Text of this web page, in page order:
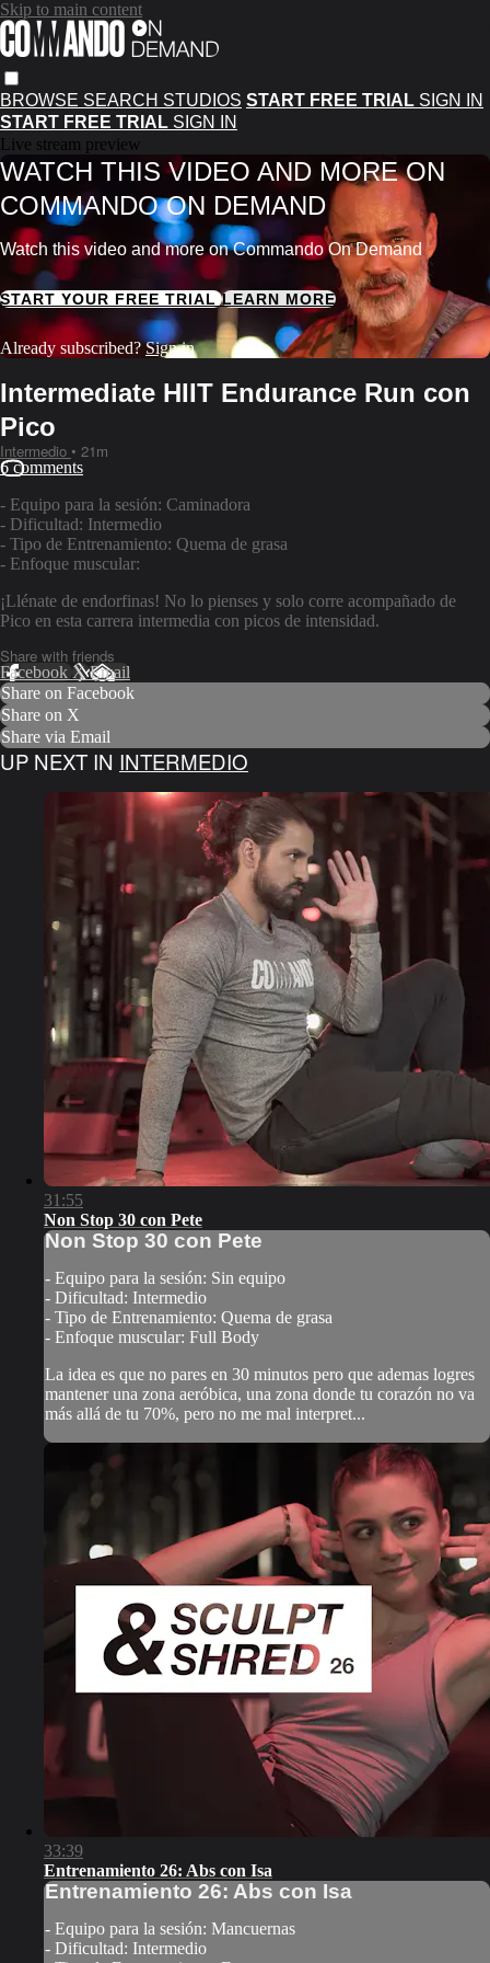
Skip to main content
BROWSE SEARCH STUDIOS START FREE TRIAL SIGN IN
START FREE TRIAL SIGN IN
Live stream preview
WATCH THIS VIDEO AND MORE ON
COMMANDO ON DEMAND
Watch this video and more on Commando On Demand
START YOUR FREE TRIALLEARN MORE
Already subscribed?Sign in
Intermediate HIIT Endurance Run con
Pico
Intermedio • 21m
6 comments
- Equipo para la sesión: Caminadora
- Dificultad: Intermedio
- Tipo de Entrenamiento: Quema de grasa
- Enfoque muscular:
¡Llénate de endorfinas! No lo pienses y solo corre acompañado de
Pico en esta carrera intermedia con picos de intensidad.
Share with friends
Facebook XEmail
Share on Facebook
Share on X
Share via Email
UP NEXT IN INTERMEDIO
31:55
Non Stop 30 con Pete
Non Stop 30 con Pete
- Equipo para la sesión: Sin equipo
- Dificultad: Intermedio
- Tipo de Entrenamiento: Quema de grasa
- Enfoque muscular: Full Body
La idea es que no pares en 30 minutos pero que ademas logres
mantener una zona aeróbica, una zona donde tu corazón no va
más allá de tu 70%, pero no me mal interpret...
33:39
Entrenamiento 26: Abs con Isa
Entrenamiento 26: Abs con Isa
- Equipo para la sesión: Mancuernas
- Dificultad: Intermedio